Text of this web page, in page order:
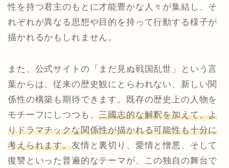
性を持つ君主のもとに才能豊かな人々が集結し、そ
れぞれが異なる思想や目的を持って行動する様子が
描かれるかもしれません。
また、公式サイトの「まだ見ぬ戦国乱世」という言
葉からは、従来の歴史観にとらわれない、新しい関
係性の構築も期待できます。既存の歴史上の人物を
モチーフにしつつも、三國志的な解釈を加えて、よ
りドラマチックな関係性が描かれる可能性も十分に
考えられます。友情と裏切り、愛情と憎悪、そして
復讐といった普遍的なテーマが、この独自の舞台で